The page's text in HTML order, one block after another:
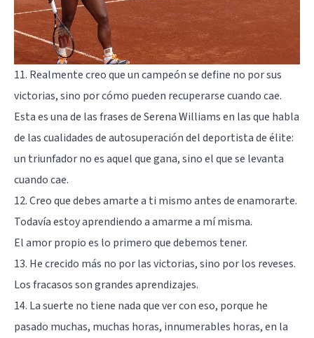
11. Realmente creo que un campeón se define no por sus
victorias, sino por cómo pueden recuperarse cuando cae.
Esta es una de las frases de Serena Williams en las que habla
de las cualidades de autosuperación del deportista de élite:
un triunfador no es aquel que gana, sino el que se levanta
cuando cae.
12. Creo que debes amarte a ti mismo antes de enamorarte.
Todavía estoy aprendiendo a amarme a mí misma.
El amor propio es lo primero que debemos tener.
13. He crecido más no por las victorias, sino por los reveses.
Los fracasos son grandes aprendizajes.
14. La suerte no tiene nada que ver con eso, porque he
pasado muchas, muchas horas, innumerables horas, en la